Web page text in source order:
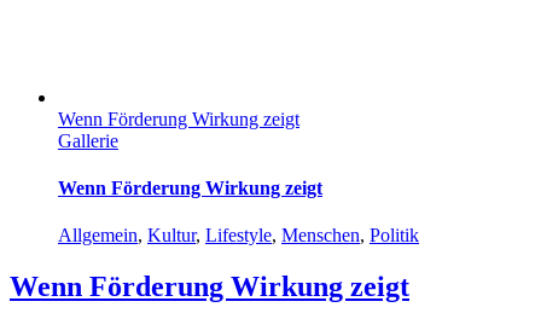
Wenn Förderung Wirkung zeigt
Gallerie
Wenn Förderung Wirkung zeigt
Allgemein, Kultur, Lifestyle, Menschen, Politik
Wenn Förderung Wirkung zeigt